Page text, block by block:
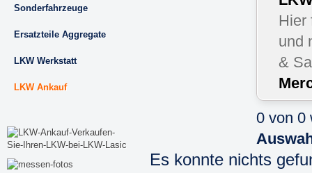
Sonderfahrzeuge
Ersatzteile Aggregate
LKW Werkstatt
LKW Ankauf
Hier
und
&
0 von 0
Es konnte nichts